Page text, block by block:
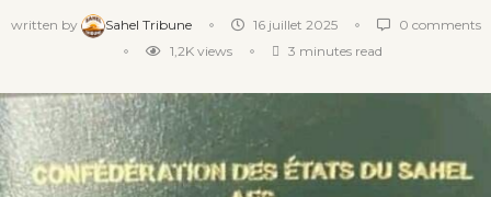
written by Sahel Tribune 16 juillet 2025
0 comments
1,2Kviews 3 minutes read